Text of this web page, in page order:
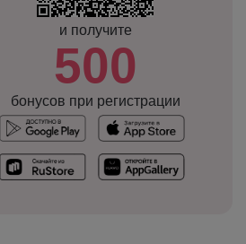
и получите
500
бонусов при регистрации